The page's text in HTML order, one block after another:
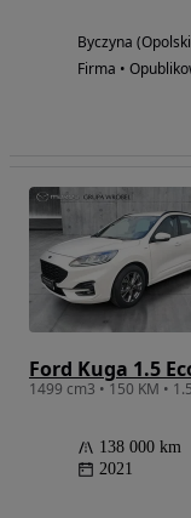
Byczyna
Firma •
Ford Kuga 1.5
138 000 km
2021